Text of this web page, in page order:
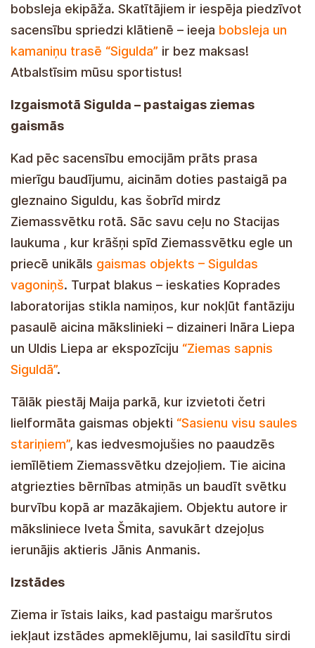
bobsleja ekipāža. Skatītājiem ir iespēja piedzīvot
sacensību spriedzi klātienē – ieeja bobsleja un
kamaniņu trasē “Sigulda” ir bez maksas!
Atbalstīsim mūsu sportistus!
Izgaismotā Sigulda – pastaigas ziemas
gaismās
Kad pēc sacensību emocijām prāts prasa
mierīgu baudījumu, aicinām doties pastaigā pa
gleznaino Siguldu, kas šobrīd mirdz
Ziemassvētku rotā. Sāc savu ceļu no Stacijas
laukuma , kur krāšņi spīd Ziemassvētku egle un
priecē unikāls gaismas objekts – Siguldas
vagoniņš. Turpat blakus – ieskaties Koprades
laboratorijas stikla namiņos, kur nokļūt fantāziju
pasaulē aicina mākslinieki – dizaineri Ināra Liepa
un Uldis Liepa ar ekspozīciju “Ziemas sapnis
Siguldā”.
Tālāk piestāj Maija parkā, kur izvietoti četri
lielformāta gaismas objekti “Sasienu visu saules
stariņiem”, kas iedvesmojušies no paaudzēs
iemīlētiem Ziemassvētku dzejoļiem. Tie aicina
atgriezties bērnības atmiņās un baudīt svētku
burvību kopā ar mazākajiem. Objektu autore ir
māksliniece Iveta Šmita, savukārt dzejoļus
ierunājis aktieris Jānis Anmanis.
Izstādes
Ziema ir īstais laiks, kad pastaigu maršrutos
iekļaut izstādes apmeklējumu, lai sasildītu sirdi